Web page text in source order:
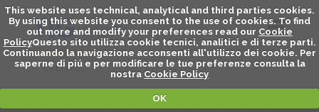
This website uses technical, analytical and third parties cookies.
By using this website you consent to the use of cookies. To find
out more and modify your preferences read our Cookie
PolicyQuesto sito utilizza cookie tecnici, analitici e di terze parti.
Continuando la navigazione acconsenti all'utilizzo dei cookie. Per
saperne di piú e per modificare le tue preferenze consulta la
nostra Cookie Policy
OK
EVENTS